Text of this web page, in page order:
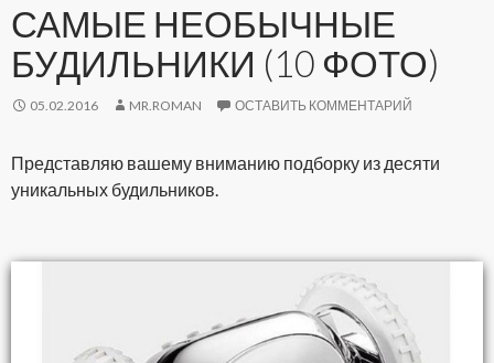
САМЫЕ НЕОБЫЧНЫЕ
БУДИЛЬНИКИ (10 ФОТО)
05.02.2016 MR.ROMAN ОСТАВИТЬ КОММЕНТАРИЙ
Представляю вашему вниманию подборку из десяти
уникальных будильников.